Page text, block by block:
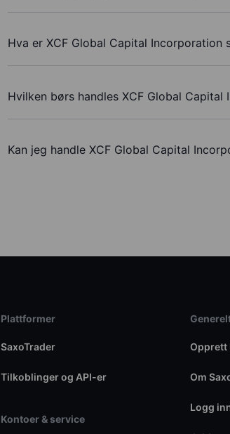
Hva er XCF Global Capital Incorporation
Hvilken børs handles XCF Global Capital
Kan jeg handle XCF Global Capital
Plattformer
SaxoTrader
Tilkoblinger og API-er
Kontoer & service
Opprett
Om
Logg